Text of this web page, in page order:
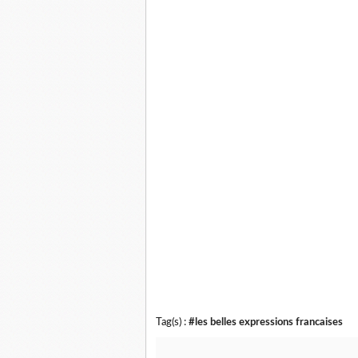
Tag(s) : #les belles expressions francaises